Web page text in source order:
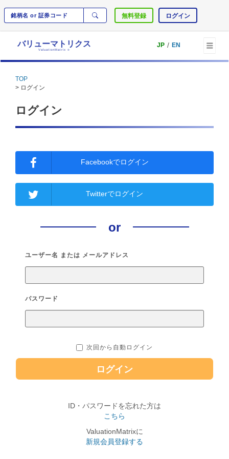
無料登録 ログイン
バリューマトリクス
ValuationMatrix ®
JP / EN
TOP
> ログイン
ログイン
Facebookでログイン
Twitterでログイン
or
ユーザー名 または メールアドレス
パスワード
次回から自動ログイン
ログイン
ID・パスワードを忘れた方は
こちら
ValuationMatrixに
新規会員登録する